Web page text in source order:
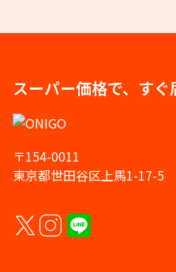
スーパー価格で、すぐ
〒154-0011
東京都世田谷区上馬1-17-5